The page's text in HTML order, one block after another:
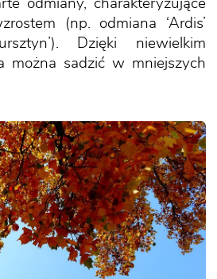
odmiany, charakteryzujące
(np. odmiana ‘Ardis’
Dzięki niewielkim
można sadzić w mniejszych